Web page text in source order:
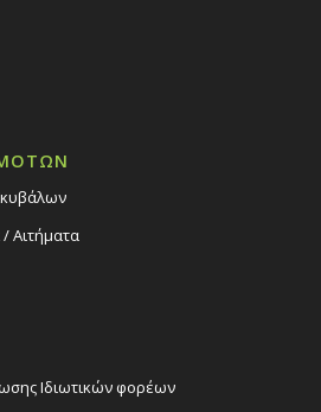
Αιτήματα
Ιδιωτικών φορέων